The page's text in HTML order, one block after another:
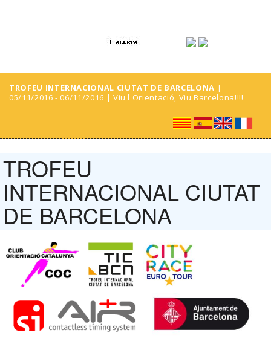
TROFEU INTERNACIONAL CIUTAT DE BARCELONA |
05/11/2016 - 06/11/2016 | Viu l'Orientació, Viu Barcelona!!!!
TROFEU
INTERNACIONAL CIUTAT
DE BARCELONA